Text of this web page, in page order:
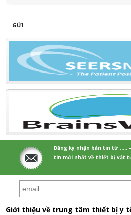
GỬI
Đăng ký nhận bản tin từ .....
tin mới nhất về thiết bị vật
Giới thiệu về trung tâm thiết bị y